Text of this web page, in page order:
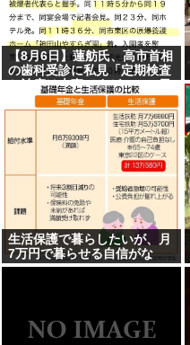
【8月6日】蓮舫氏、高市首相
の歯科受診に私見「定期検査
と治療は大事ですが…この日
を避けて行くべきお立場で
は」
生活保護で暮らしたいが、月
7万円で暮らせる自信がな
い…